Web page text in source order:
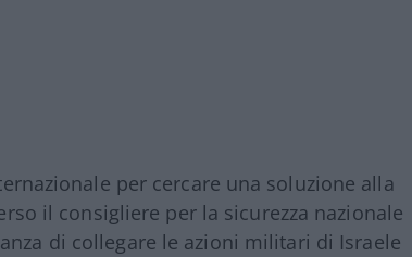
per cercare una soluzione alla
il consigliere per la sicurezza nazionale
di collegare le azioni militari di Israele